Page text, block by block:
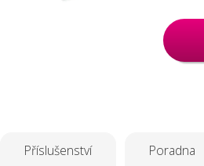
Příslušenství Poradna